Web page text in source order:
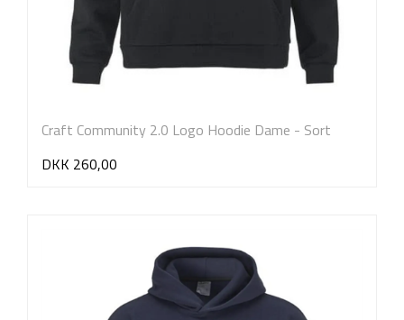
Craft Community 2.0 Logo Hoodie Dame - Sort
DKK 260,00